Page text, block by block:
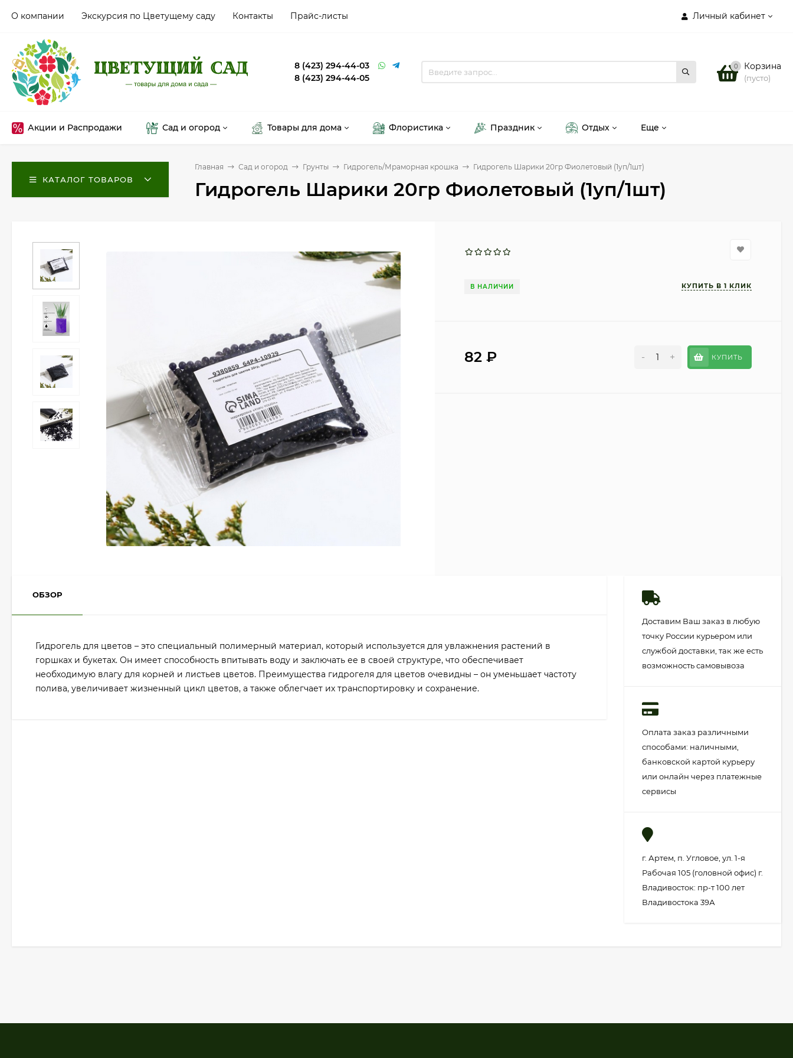
Личный кабинет
О компании Экскурсия по Цветущему саду Контакты Прайс-листы
8 (423) 294-44-03
8 (423) 294-44-05
0 Корзина
(пусто)
Акции и Распродажи Сад и огород Товары для дома Флористика Праздник Отдых Еще
КАТАЛОГ ТОВАРОВ
Главная Сад и огород Грунты Гидрогель/Мраморная крошка Гидрогель Шарики 20гр Фиолетовый (1уп/1шт)
Гидрогель Шарики 20гр Фиолетовый (1уп/1шт)
В НАЛИЧИИ
82₽ - + КУПИТЬ
ОБЗОР
Гидрогель для цветов – это специальный полимерный материал, который используется для увлажнения растений в
горшках и букетах. Он имеет способность впитывать воду и заключать ее в своей структуре, что обеспечивает
необходимую влагу для корней и листьев цветов. Преимущества гидрогеля для цветов очевидны – он уменьшает частоту
полива, увеличивает жизненный цикл цветов, а также облегчает их транспортировку и сохранение.
Доставим Ваш заказ в любую
точку России курьером или
службой доставки, так же есть
возможность самовывоза
Оплата заказ различными
способами: наличными,
банковской картой курьеру
или онлайн через платежные
сервисы
г. Артем, п. Угловое, ул. 1-я
Рабочая 105 (головной офис) г.
Владивосток: пр-т 100 лет
Владивостока 39А